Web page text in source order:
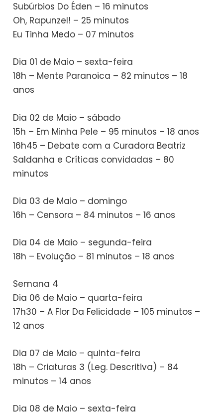
Subúrbios Do Éden – 16 minutos
Oh, Rapunzel! – 25 minutos
Eu Tinha Medo – 07 minutos
Dia 01 de Maio – sexta-feira
18h – Mente Paranoica – 82 minutos – 18
anos
Dia 02 de Maio – sábado
15h – Em Minha Pele – 95 minutos – 18 anos
16h45 – Debate com a Curadora Beatriz
Saldanha e Críticas convidadas – 80
minutos
Dia 03 de Maio – domingo
16h – Censora – 84 minutos – 16 anos
Dia 04 de Maio – segunda-feira
18h – Evolução – 81 minutos – 18 anos
Semana 4
Dia 06 de Maio – quarta-feira
17h30 – A Flor Da Felicidade – 105 minutos –
12 anos
Dia 07 de Maio – quinta-feira
18h – Criaturas 3 (Leg. Descritiva) – 84
minutos – 14 anos
Dia 08 de Maio – sexta-feira